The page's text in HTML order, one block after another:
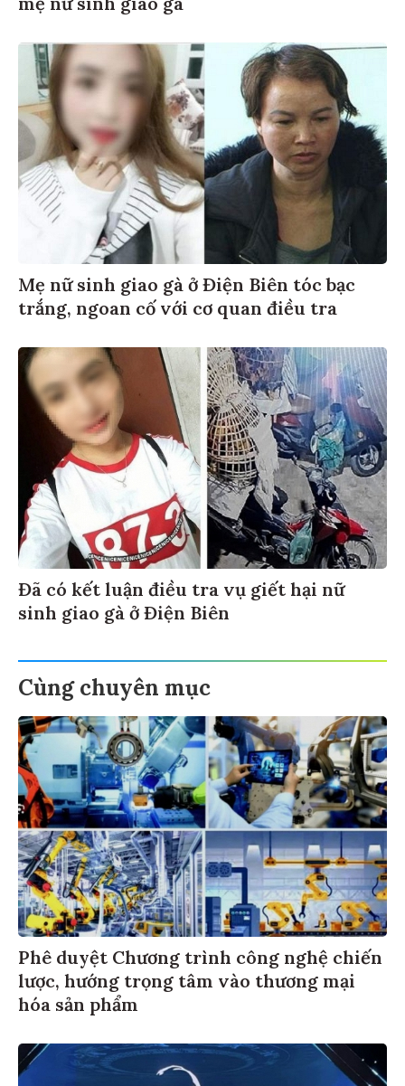
Mẹ nữ sinh giao gà ở Điện Biên tóc bạc
trắng, ngoan cố với cơ quan điều tra
Đã có kết luận điều tra vụ giết hại nữ
sinh giao gà ở Điện Biên
Cùng chuyên mục
Phê duyệt Chương trình công nghệ chiến
lược, hướng trọng tâm vào thương mại
hóa sản phẩm